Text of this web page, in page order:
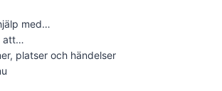
med…
att…
platser och händelser